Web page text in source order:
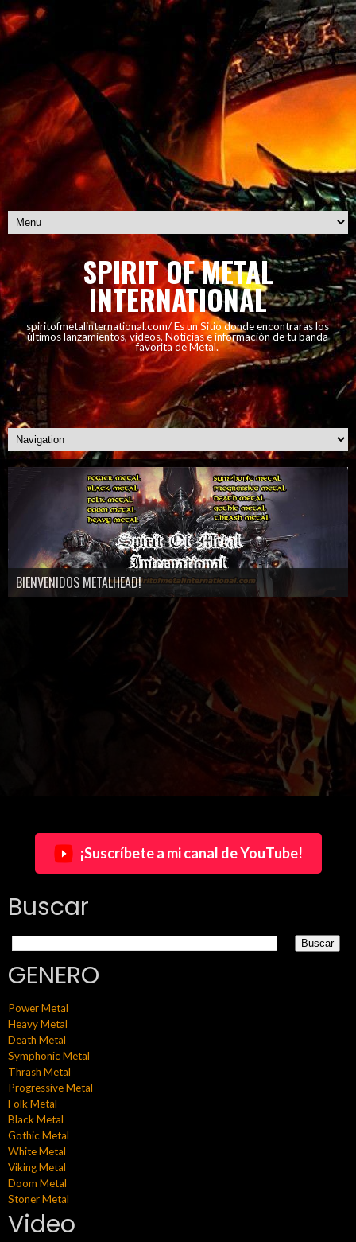
SPIRIT OF METAL
INTERNATIONAL
spiritofmetalinternational.com/ Es un Sitio donde encontraras los
últimos lanzamientos, vídeos, Noticias e información de tu banda
favorita de Metal.
BIENVENIDOS METALHEAD!
¡Suscríbete a mi canal de YouTube!
Buscar
GENERO
Power Metal
Heavy Metal
Death Metal
Symphonic Metal
Thrash Metal
Progressive Metal
Folk Metal
Black Metal
Gothic Metal
White Metal
Viking Metal
Doom Metal
Stoner Metal
Video